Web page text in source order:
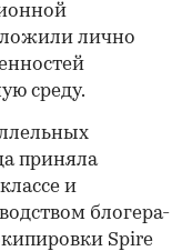
лично
среду.
приняла
и
блогера-
Spire